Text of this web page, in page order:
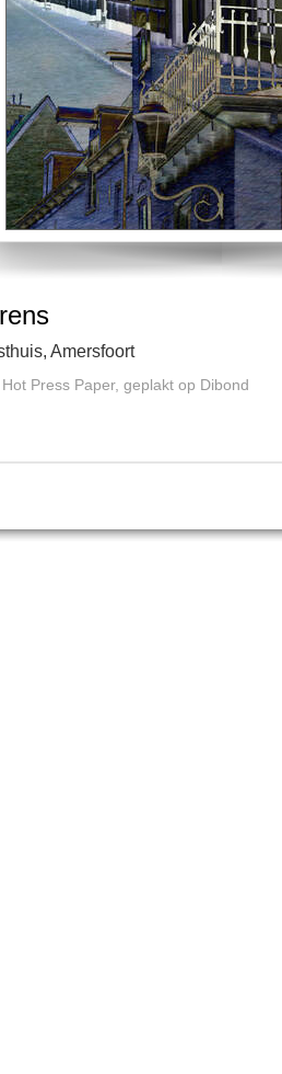
Amersfoort
Press Paper, geplakt op Dibond